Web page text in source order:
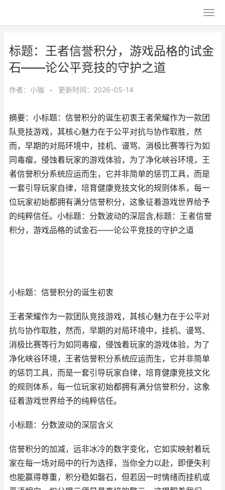
标题：王者信誉积分，游戏品格的试金
石——论公平竞技的守护之道
作者： 小咖 • 更新时间：2026-05-14
摘要：小标题：信誉积分的诞生初衷王者荣耀作为一款团
队竞技游戏，其核心魅力在于公平对抗与协作取胜，然
而，早期的对局环境中，挂机、谩骂、消极比赛等行为如
同毒瘤，侵蚀着玩家的游戏体验，为了净化峡谷环境，王
者信誉积分系统应运而生，它并非简单的惩罚工具，而是
一套引导玩家自律，培育健康竞技文化的规则体系，每一
位玩家初始都拥有满分信誉积分，这象征着游戏世界给予
的纯粹信任。小标题：分数波动的深层含,标题：王者信誉
积分，游戏品格的试金石——论公平竞技的守护之道
小标题：信誉积分的诞生初衷
王者荣耀作为一款团队竞技游戏，其核心魅力在于公平对
抗与协作取胜，然而，早期的对局环境中，挂机、谩骂、
消极比赛等行为如同毒瘤，侵蚀着玩家的游戏体验，为了
净化峡谷环境，王者信誉积分系统应运而生，它并非简单
的惩罚工具，而是一套引导玩家自律，培育健康竞技文化
的规则体系，每一位玩家初始都拥有满分信誉积分，这象
征着游戏世界给予的纯粹信任。
小标题：分数波动的深层含义
信誉积分的加减，远非冰冷的数字变化，它如实映射着玩
家在每一场对局中的行为选择，当你全力以赴，即便失利
也能赢得尊重，积分稳如磐石，但若因一时情绪而挂机或